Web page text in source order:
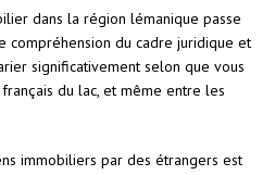
dans la région lémanique passe
compréhension du cadre juridique et
significativement selon que vous
du lac, et même entre les
immobiliers par des étrangers est